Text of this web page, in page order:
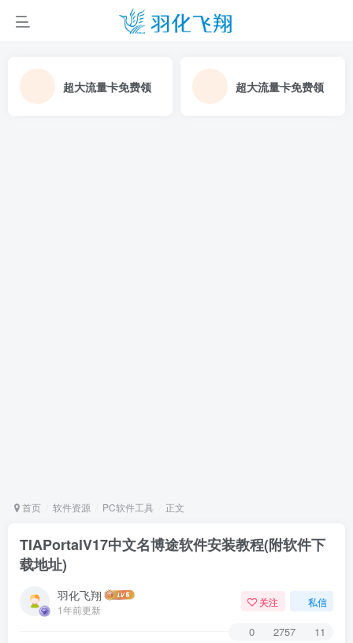
超大流量卡免费领 超大流量卡免费领
首页 软件资源 PC软件工具 正文
TIAPortalV17中文名博途软件安装教程(附软件下
载地址)
羽化飞翔
1年前更新
关注 私信
0 2757 11